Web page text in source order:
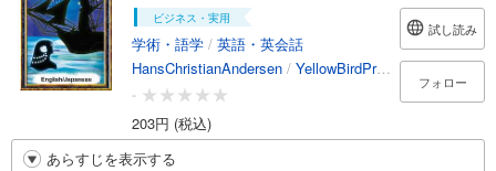
ビジネス・実用
学術・語学 / 英語・英会話
HansChristianAndersen / YellowBirdProject /kotokoto/
-
203円 (税込)
試し読み
フォロー
あらすじを表示する